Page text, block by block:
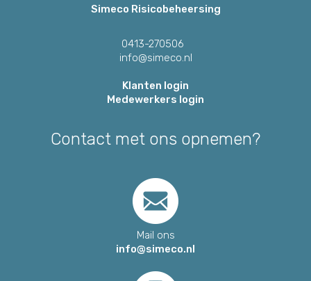
Simeco Risicobeheersing
0413-270506
info@simeco.nl
Klanten login
Medewerkers login
Contact met ons opnemen?
Mail ons
info@simeco.nl